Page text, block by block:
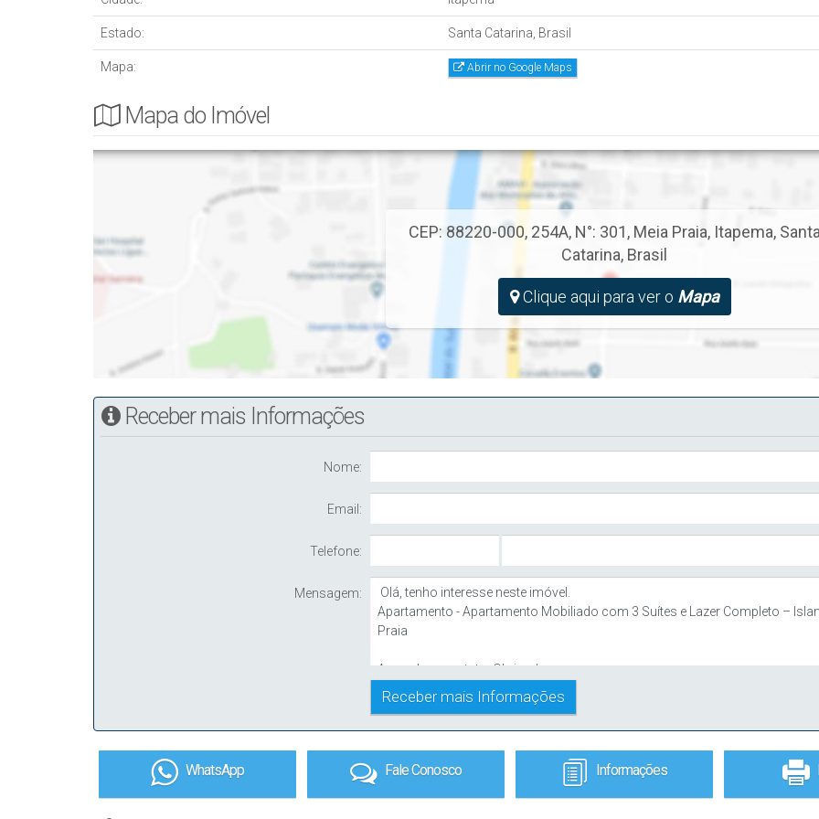
Estado: Santa Catarina, Brasil
Mapa: Abrir no Google Maps
Mapa do Imóvel
CEP: 88220-000, 254A, N°: 301, Meia Praia, Itapema,
Catarina, Brasil
Clique aqui para ver o Mapa
Receber mais Informações
Nome:
Email:
Telefone:
Mensagem:
WhatsApp Fale Conosco Informações